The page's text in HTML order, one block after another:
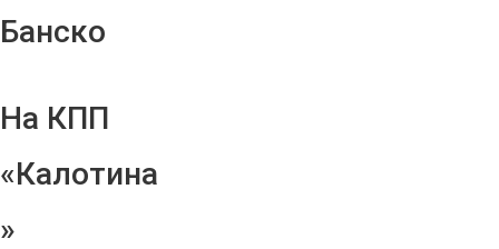
Банско
На КПП
«Калотина
»